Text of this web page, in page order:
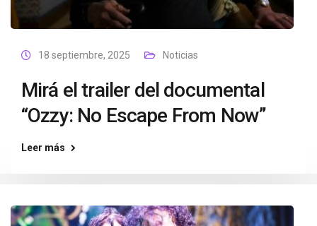
18 septiembre, 2025 Noticias
Mirá el trailer del documental
“Ozzy: No Escape From Now”
Leer más